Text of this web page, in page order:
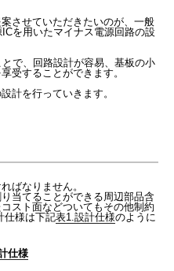
させていただきたいのが、一般
を用いたマイナス電源回路の設
で、回路設計が容易、基板の小
受することができます。
計を行っていきます。
ばなりません。
当てることができる周辺部品含
スト面などついてもその他制約
仕様は下記表1.設計仕様のように
仕様